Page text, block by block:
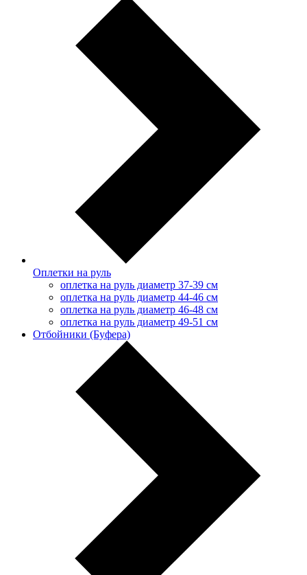
Оплетки на руль
оплетка на руль диаметр 37-39 см
оплетка на руль диаметр 44-46 см
оплетка на руль диаметр 46-48 см
оплетка на руль диаметр 49-51 см
Отбойники (Буфера)